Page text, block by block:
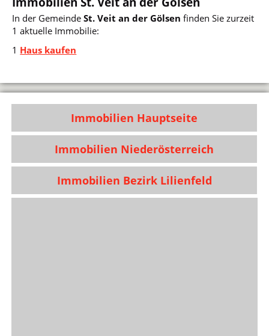
In der GemeindeSt. Veit an der Gölsen finden Sie zurzeit
1 aktuelle Immobilie:
1 Haus kaufen
Immobilien Hauptseite
Immobilien Niederösterreich
Immobilien Bezirk Lilienfeld